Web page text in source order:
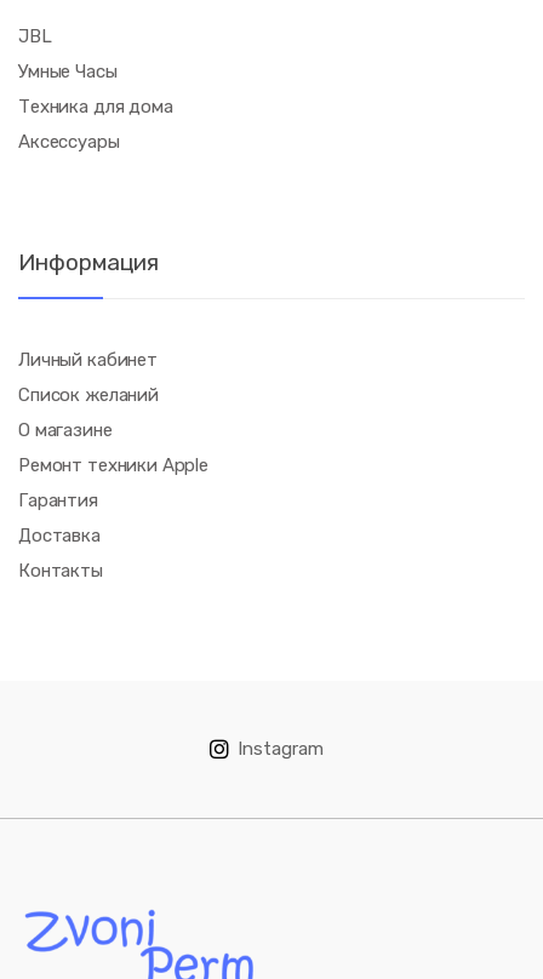
JBL
Умные Часы
Техника для дома
Аксессуары
Информация
Личный кабинет
Список желаний
О магазине
Ремонт техники Apple
Гарантия
Доставка
Контакты
Instagram